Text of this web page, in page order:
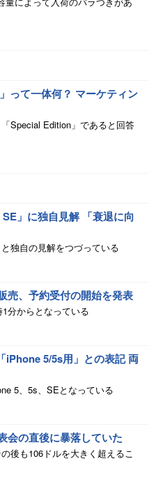
って一体何？ マーケティン
Special Edition」であると回答
」に独自見解 「衰退に向
独自の見解をつづっている
売、予約受付の開始を発表
分からとなっている
iPhone 5/5s用」との表記 両
5、5s、SEとなっている
会の直後に暴落していた
後も106ドルを大きく超えるこ